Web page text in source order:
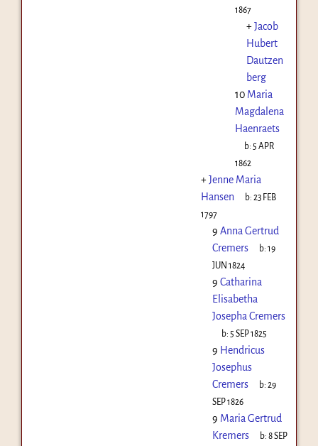
1867
+Jacob
Hubert
Dautzen
berg
10 Maria
Magdalena
Haenraets
b: 5 APR
1862
+Jenne Maria
Hansen
b:23 FEB
1797
9 Anna Gertrud
Cremers
b:19
JUN 1824
9 Catharina
Elisabetha
Josepha Cremers
b: 5 SEP 1825
9 Hendricus
Josephus
Cremers
b:29
SEP 1826
9 Maria Gertrud
Kremers
b:8 SEP